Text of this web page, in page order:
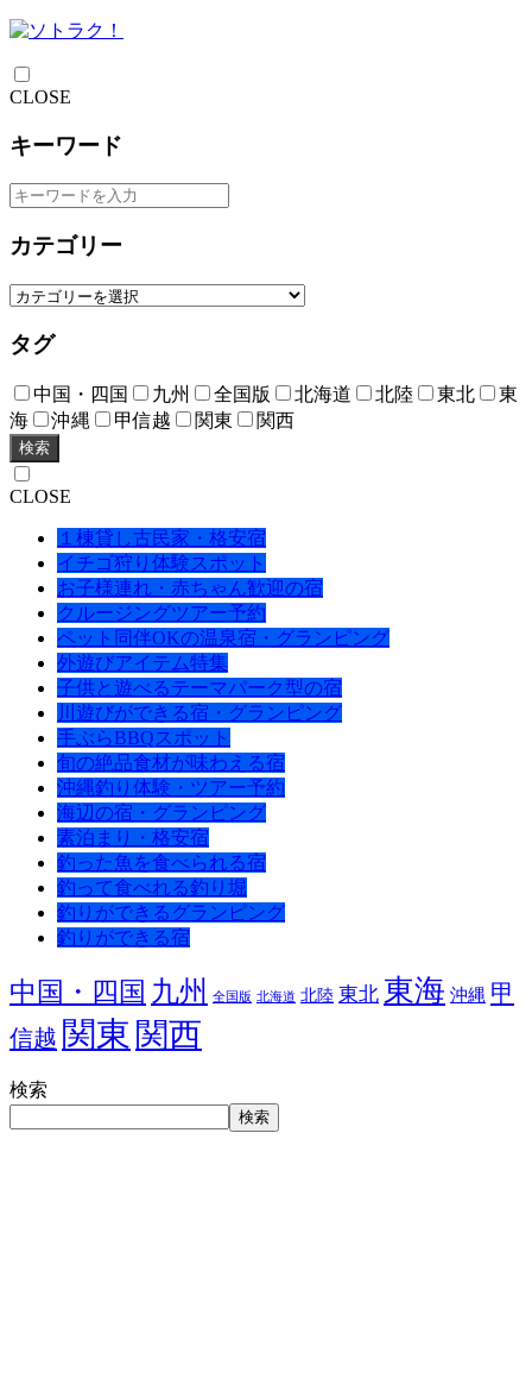
CLOSE
キーワード
カテゴリー
タグ
中国・四国 九州 全国版 北海道 北陸 東北
東
海
沖縄 甲信越 関東 関西
検索
CLOSE
１棟貸し古民家・格安宿
イチゴ狩り体験スポット
お子様連れ・赤ちゃん歓迎の宿
クルージングツアー予約
ペット同伴OKの温泉宿・グランピング
外遊びアイテム特集
子供と遊べるテーマパーク型の宿
川遊びができる宿・グランピング
手ぶらBBQスポット
旬の絶品食材が味わえる宿
沖縄釣り体験・ツアー予約
海辺の宿・グランピング
素泊まり・格安宿
釣った魚を食べられる宿
釣って食べれる釣り堀
釣りができるグランピング
釣りができる宿
中国・四国 九州 全国版 北海道 北陸 東北 東海 沖縄 甲
信越 関東 関西
検索
検索